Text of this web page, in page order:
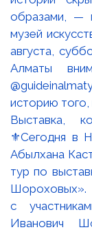
Выставка,
⚜️Сегодня в
Абылхана
тур по
Шороховых».
с
Иванович